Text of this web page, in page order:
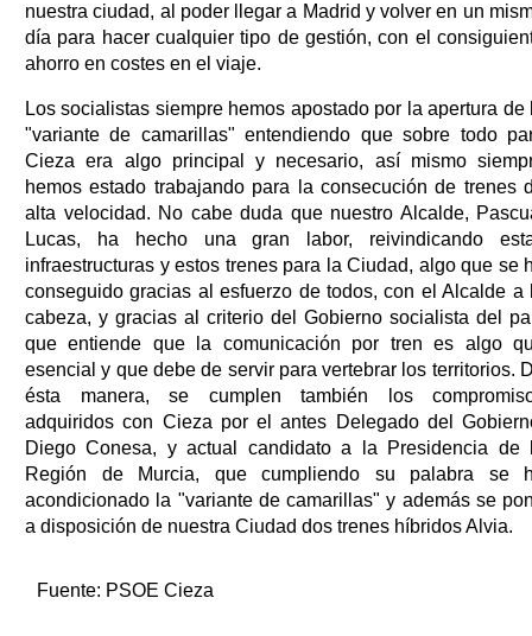
nuestra ciudad, al poder llegar a Madrid y volver en un
día para hacer cualquier tipo de gestión, con el
ahorro en costes en el viaje.
Los socialistas siempre hemos apostado por la apertura de
"variante de camarillas" entendiendo que sobre todo
Cieza era algo principal y necesario, así mismo
hemos estado trabajando para la consecución de trenes
alta velocidad. No cabe duda que nuestro Alcalde,
Lucas, ha hecho una gran labor, reivindicando
infraestructuras y estos trenes para la Ciudad, algo que se
conseguido gracias al esfuerzo de todos, con el Alcalde a
cabeza, y gracias al criterio del Gobierno socialista del
que entiende que la comunicación por tren es algo
esencial y que debe de servir para vertebrar los territorios.
ésta manera, se cumplen también los
adquiridos con Cieza por el antes Delegado del
Diego Conesa, y actual candidato a la Presidencia de
Región de Murcia, que cumpliendo su palabra se
acondicionado la "variante de camarillas" y además se
a disposición de nuestra Ciudad dos trenes híbridos Alvia.
Fuente: PSOE Cieza